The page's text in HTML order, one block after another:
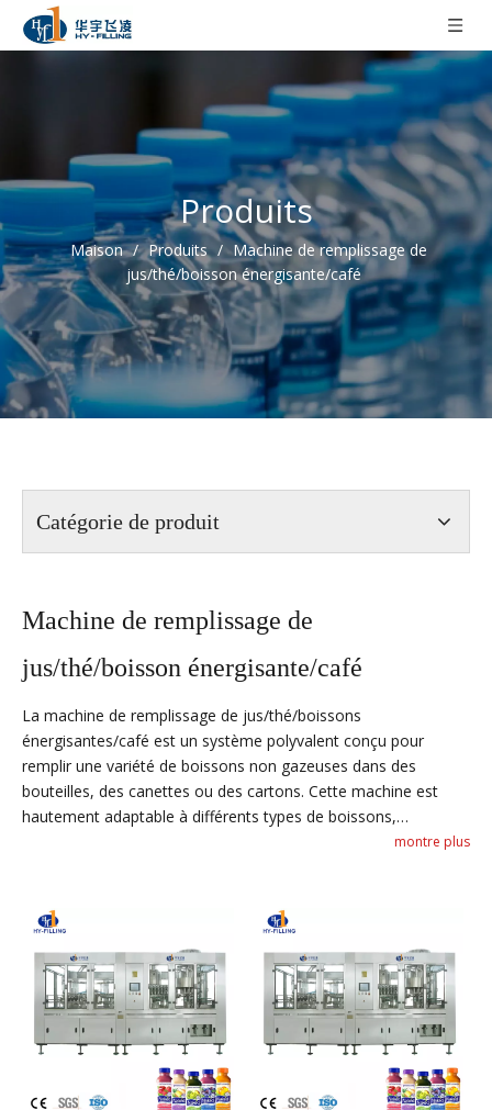
Produits
Maison / Produits / Machine de remplissage de
jus/thé/boisson énergisante/café
Catégorie de produit
Machine de remplissage de
jus/thé/boisson énergisante/café
La machine de remplissage de jus/thé/boissons
énergisantes/café est un système polyvalent conçu pour
remplir une variété de boissons non gazeuses dans des
bouteilles, des canettes ou des cartons. Cette machine est
hautement adaptable à différents types de boissons,
notamment les jus, les thés, les boissons énergisantes et le
fonctionnalités telles que la pasteurisation et le traitement à
boissons qui cherchent à optimiser leurs lignes de production
et à maintenir des normes de qualité élevées pour diverses
catégories de boissons.
montre plus